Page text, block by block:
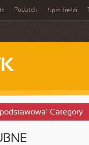
Podatek Spis Treści
Category